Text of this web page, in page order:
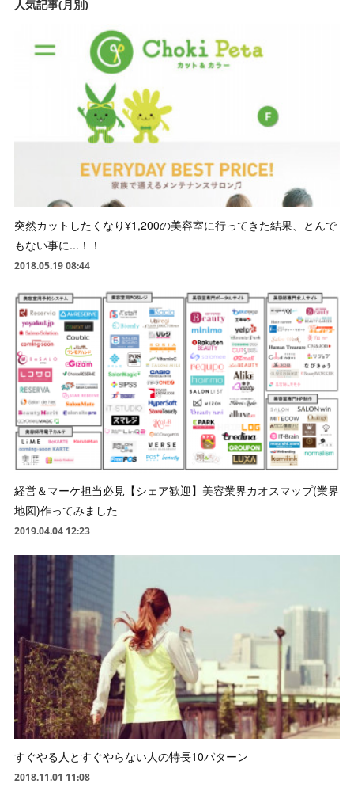
人気記事(月別)
突然カットしたくなり¥1,200の美容室に行ってきた結果、とんで
もない事に...！！
2018.05.19 08:44
経営＆マーケ担当必見【シェア歓迎】美容業界カオスマップ(業界
地図)作ってみました
2019.04.04 12:23
すぐやる人とすぐやらない人の特長10パターン
2018.11.01 11:08